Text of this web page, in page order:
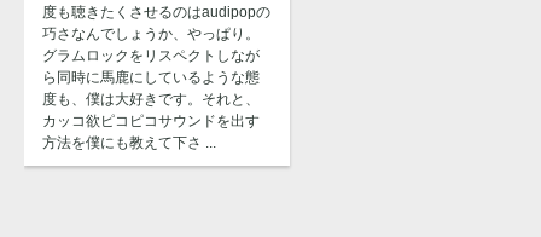
度も聴きたくさせるのはaudipopの
巧さなんでしょうか、やっぱり。
グラムロックをリスペクトしなが
ら同時に馬鹿にしているような態
度も、僕は大好きです。それと、
カッコ欲ピコピコサウンドを出す
方法を僕にも教えて下さ ...